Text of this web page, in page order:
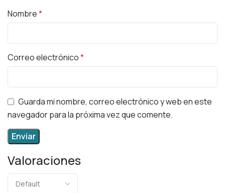
Valoraciones
Nombre*
Correo electrónico*
Guarda mi nombre, correo electrónico y web en este
navegador para la próxima vez que comente.